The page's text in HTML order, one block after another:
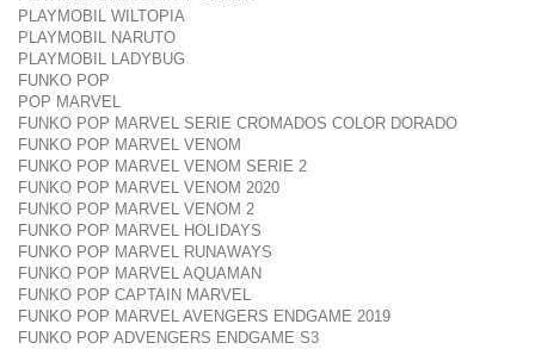
PLAYMOBIL WILTOPIA
PLAYMOBIL NARUTO
PLAYMOBIL LADYBUG
FUNKO POP
POP MARVEL
FUNKO POP MARVEL SERIE CROMADOS COLOR DORADO
FUNKO POP MARVEL VENOM
FUNKO POP MARVEL VENOM SERIE 2
FUNKO POP MARVEL VENOM 2020
FUNKO POP MARVEL VENOM 2
FUNKO POP MARVEL HOLIDAYS
FUNKO POP MARVEL RUNAWAYS
FUNKO POP MARVEL AQUAMAN
FUNKO POP CAPTAIN MARVEL
FUNKO POP MARVEL AVENGERS ENDGAME 2019
FUNKO POP ADVENGERS ENDGAME S3